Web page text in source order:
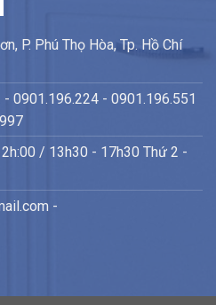
P. Phú Thọ Hòa, Tp. Hồ Chí
0901.196.224 - 0901.196.551
/ 13h30 - 17h30 Thứ 2 -
-